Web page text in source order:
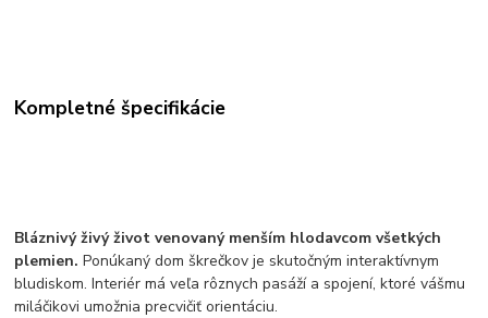
Kompletné špecifikácie
Bláznivý živý život venovaný menším hlodavcom všetkých
plemien.Ponúkaný dom škrečkov je skutočným interaktívnym
bludiskom. Interiér má veľa rôznych pasáží a spojení, ktoré vášmu
miláčikovi umožnia precvičiť orientáciu.